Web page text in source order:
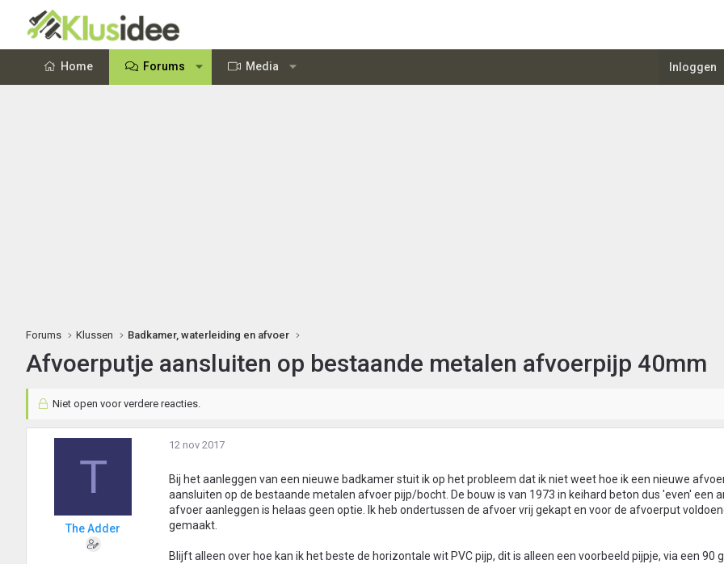
Home Forums Media Inloggen
Forums Klussen Badkamer, waterleiding en afvoer
Afvoerputje aansluiten op bestaande metalen afvoerpijp 40mm
Niet open voor verdere reacties.
T
The Adder
12 nov 2017
Bij het aanleggen van een nieuwe badkamer stuit ik op het probleem dat ik niet weet hoe ik een nieuwe
aansluiten op de bestaande metalen afvoer pijp/bocht. De bouw is van 1973 in keihard beton dus 'even' een
afvoer aanleggen is helaas geen optie. Ik heb ondertussen de afvoer vrij gekapt en voor de afvoerput
gemaakt.
Blijft alleen over hoe kan ik het beste de horizontale wit PVC pijp, dit is alleen een voorbeeld pijpje, via een 90